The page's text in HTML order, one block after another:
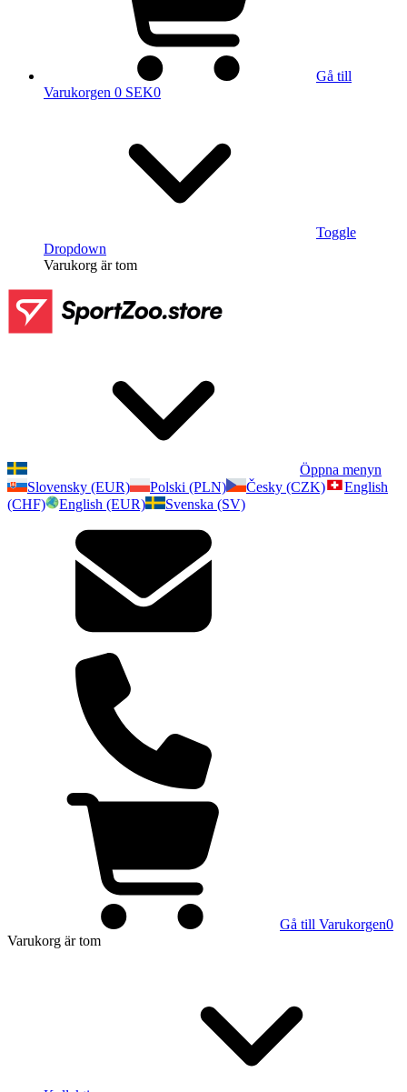
Gå till
Varukorgen 0 SEK0
Toggle
Dropdown
Varukorg är tom
Öppna menyn
Slovensky (EUR)
Polski (PLN) Česky (CZK)
English
(CHF)
English (EUR) Svenska (SV)
Gå till Varukorgen0
Varukorg är tom